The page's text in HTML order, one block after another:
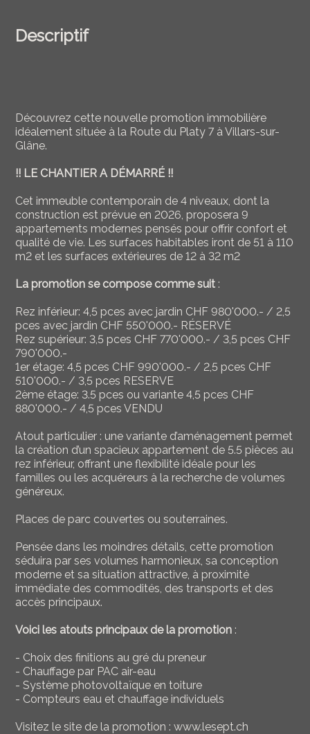
Descriptif
Découvrez cette nouvelle promotion immobilière
idéalement située à la Route du Platy 7 à Villars-sur-
Glâne.
!! LE CHANTIER A DÉMARRÉ !!
Cet immeuble contemporain de 4 niveaux, dont la
construction est prévue en 2026, proposera 9
appartements modernes pensés pour offrir confort et
qualité de vie. Les surfaces habitables iront de 51 à 110
m2 et les surfaces extérieures de 12 à 32 m2
La promotion se compose comme suit :
Rez inférieur: 4,5 pces avec jardin CHF 980'000.- / 2,5
pces avec jardin CHF 550'000.- RÉSERVÉ
Rez supérieur: 3,5 pces CHF 770'000.- / 3,5 pces CHF
790'000.-
1er étage: 4,5 pces CHF 990'000.- / 2,5 pces CHF
510'000.- / 3,5 pces RESERVE
2ème étage: 3.5 pces ou variante 4,5 pces CHF
880'000.- / 4,5 pces VENDU
Atout particulier : une variante d’aménagement permet
la création d’un spacieux appartement de 5.5 pièces au
rez inférieur, offrant une flexibilité idéale pour les
familles ou les acquéreurs à la recherche de volumes
généreux.
Places de parc couvertes ou souterraines.
Pensée dans les moindres détails, cette promotion
séduira par ses volumes harmonieux, sa conception
moderne et sa situation attractive, à proximité
immédiate des commodités, des transports et des
accès principaux.
Voici les atouts principaux de la promotion :
- Choix des finitions au gré du preneur
- Chauffage par PAC air-eau
- Système photovoltaïque en toiture
- Compteurs eau et chauffage individuels
Visitez le site de la promotion : www.lesept.ch